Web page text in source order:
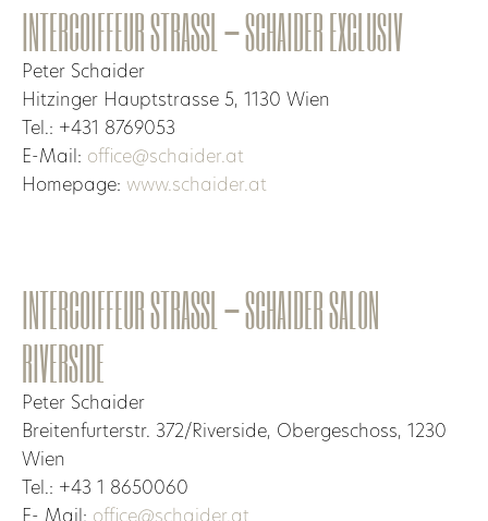
INTERCOIFFEUR STRASSL – SCHAIDER EXCLUSIV
Peter Schaider
Hitzinger Hauptstrasse 5, 1130 Wien
Tel.: +431 8769053
E-Mail: office@schaider.at
Homepage: www.schaider.at
INTERCOIFFEUR STRASSL – SCHAIDER SALON
RIVERSIDE
Peter Schaider
Breitenfurterstr. 372/Riverside, Obergeschoss, 1230
Wien
Tel.: +43 1 8650060